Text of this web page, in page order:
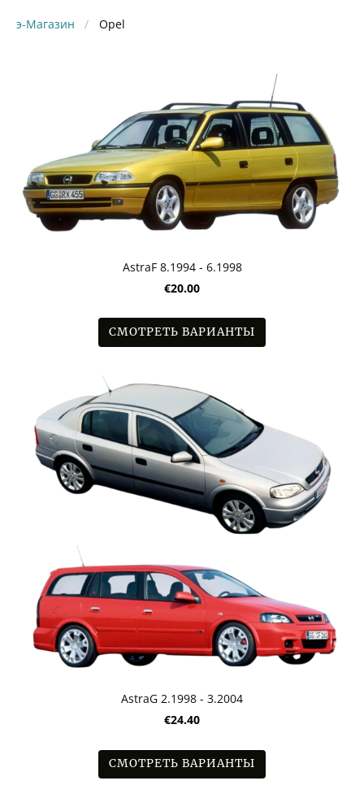
э-Магазин Opel
AstraF 8.1994 - 6.1998
€20.00
СМОТРЕТЬ ВАРИАНТЫ
AstraG 2.1998 - 3.2004
€24.40
СМОТРЕТЬ ВАРИАНТЫ